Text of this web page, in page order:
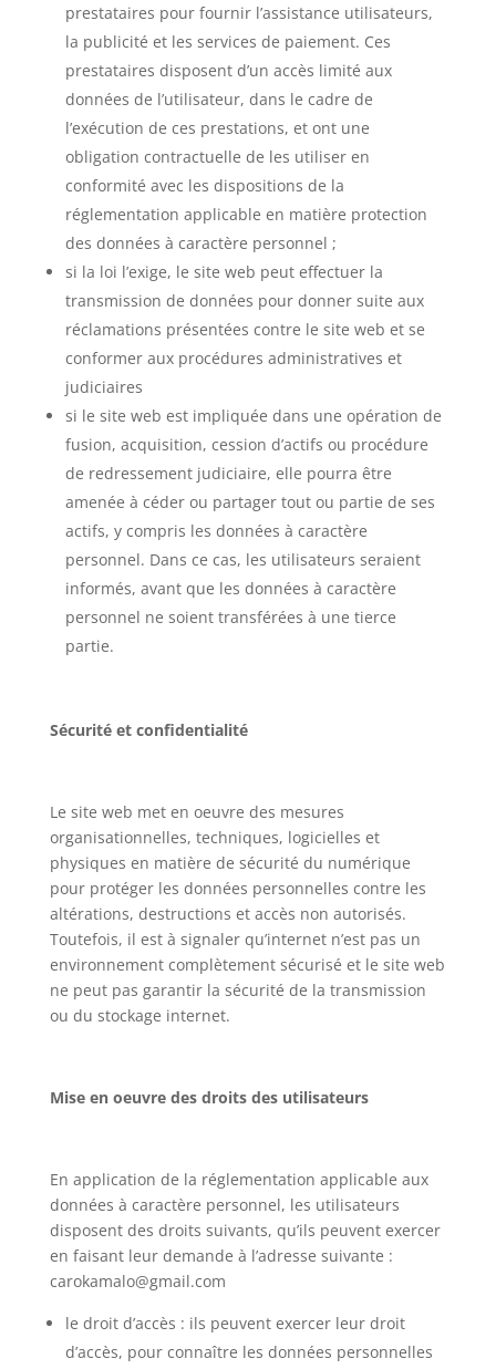
prestataires pour fournir l’assistance utilisateurs,
la publicité et les services de paiement. Ces
prestataires disposent d’un accès limité aux
données de l’utilisateur, dans le cadre de
l’exécution de ces prestations, et ont une
obligation contractuelle de les utiliser en
conformité avec les dispositions de la
réglementation applicable en matière protection
des données à caractère personnel ;
si la loi l’exige, le site web peut effectuer la
transmission de données pour donner suite aux
réclamations présentées contre le site web et se
conformer aux procédures administratives et
judiciaires
si le site web est impliquée dans une opération de
fusion, acquisition, cession d’actifs ou procédure
de redressement judiciaire, elle pourra être
amenée à céder ou partager tout ou partie de ses
actifs, y compris les données à caractère
personnel. Dans ce cas, les utilisateurs seraient
informés, avant que les données à caractère
personnel ne soient transférées à une tierce
partie.
Sécurité et confidentialité
Le site web met en oeuvre des mesures
organisationnelles, techniques, logicielles et
physiques en matière de sécurité du numérique
pour protéger les données personnelles contre les
altérations, destructions et accès non autorisés.
Toutefois, il est à signaler qu’internet n’est pas un
environnement complètement sécurisé et le site web
ne peut pas garantir la sécurité de la transmission
ou du stockage internet.
Mise en oeuvre des droits des utilisateurs
En application de la réglementation applicable aux
données à caractère personnel, les utilisateurs
disposent des droits suivants, qu’ils peuvent exercer
en faisant leur demande à l’adresse suivante :
carokamalo@gmail.com
le droit d’accès : ils peuvent exercer leur droit
d’accès, pour connaître les données personnelles